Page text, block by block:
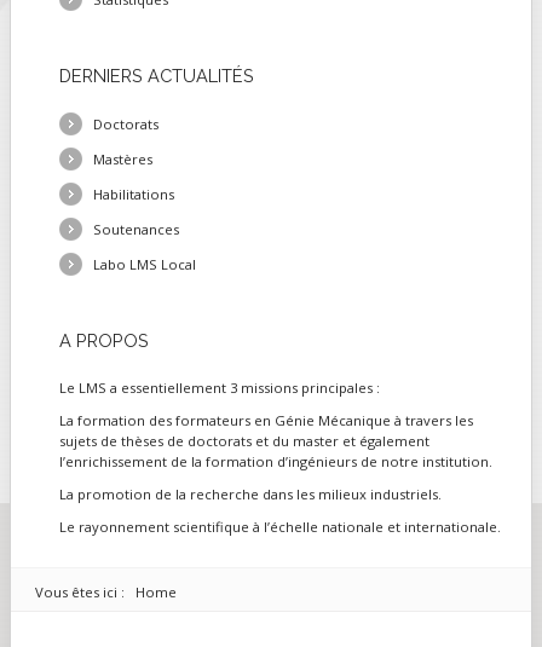
DERNIERS ACTUALITÉS
Doctorats
Mastères
Habilitations
Soutenances
Labo LMS Local
A PROPOS
Le LMS a essentiellement 3 missions principales :
La formation des formateurs en Génie Mécanique à travers les
sujets de thèses de doctorats et du master et également
l’enrichissement de la formation d’ingénieurs de notre institution.
La promotion de la recherche dans les milieux industriels.
Le rayonnement scientifique à l’échelle nationale et internationale.
Vous êtes ici : Home